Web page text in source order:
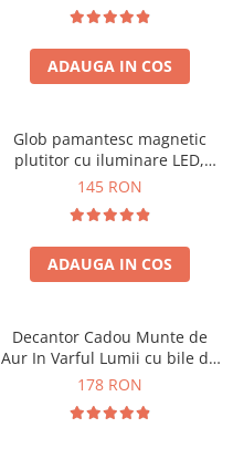
ADAUGA IN COS
Glob pamantesc magnetic
plutitor cu iluminare LED,
Forma C
145 RON
ADAUGA IN COS
Decantor Cadou Munte de
Aur In Varful Lumii cu bile de
curatare
178 RON